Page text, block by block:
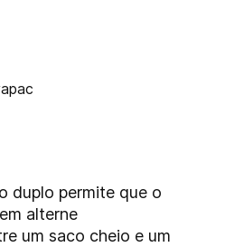
duplo permite que o
alterne
um saco cheio e um